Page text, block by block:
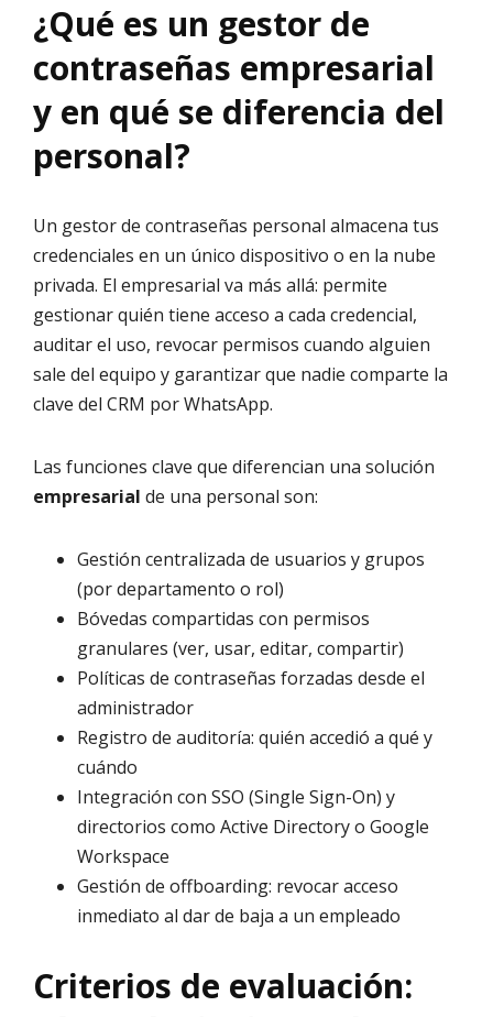
¿Qué es un gestor de
contraseñas empresarial
y en qué se diferencia del
personal?
Un gestor de contraseñas personal almacena tus
credenciales en un único dispositivo o en la nube
privada. El empresarial va más allá: permite
gestionar quién tiene acceso a cada credencial,
auditar el uso, revocar permisos cuando alguien
sale del equipo y garantizar que nadie comparte la
clave del CRM por WhatsApp.
Las funciones clave que diferencian una solución
empresarial de una personal son:
Gestión centralizada de usuarios y grupos
(por departamento o rol)
Bóvedas compartidas con permisos
granulares (ver, usar, editar, compartir)
Políticas de contraseñas forzadas desde el
administrador
Registro de auditoría: quién accedió a qué y
cuándo
Integración con SSO (Single Sign-On) y
directorios como Active Directory o Google
Workspace
Gestión de offboarding: revocar acceso
inmediato al dar de baja a un empleado
Criterios de evaluación: